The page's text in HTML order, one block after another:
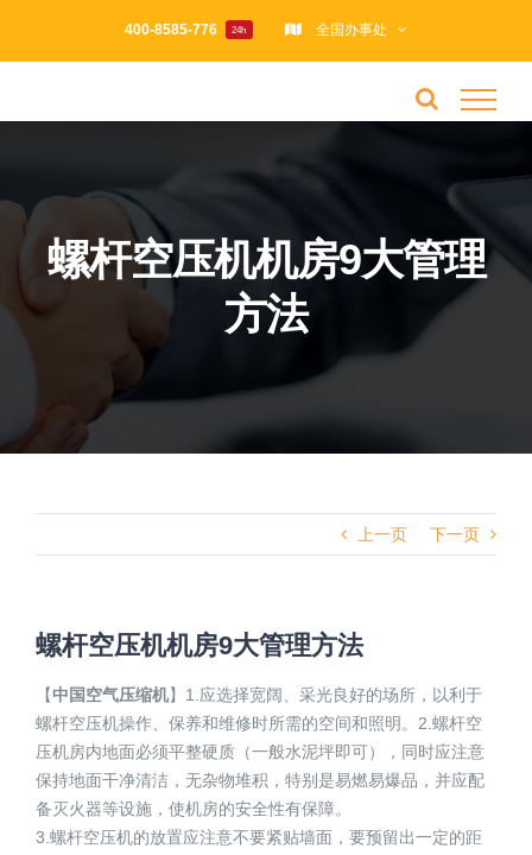
400-8585-776 24h 全国办事处
螺杆空压机机房9大管理
方法
上一页 下一页
螺杆空压机机房9大管理方法
【中国空气压缩机】1.应选择宽阔、采光良好的场所，以利于
螺杆空压机操作、保养和维修时所需的空间和照明。2.螺杆空
压机房内地面必须平整硬质（一般水泥坪即可），同时应注意
保持地面干净清洁，无杂物堆积，特别是易燃易爆品，并应配
备灭火器等设施，使机房的安全性有保障。
3.螺杆空压机的放置应注意不要紧贴墙面，要预留出一定的距